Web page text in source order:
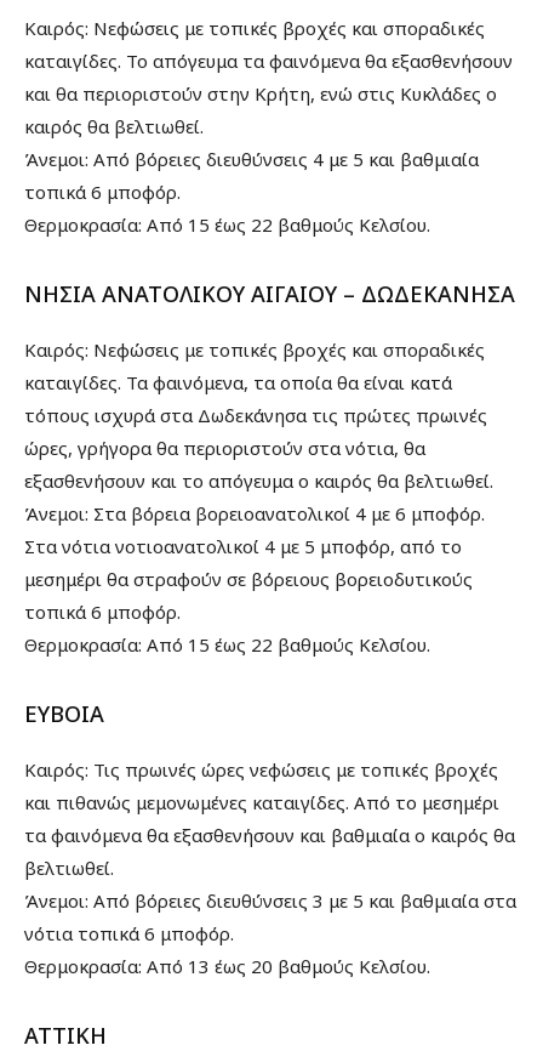
Καιρός: Νεφώσεις με τοπικές βροχές και σποραδικές
καταιγίδες. Το απόγευμα τα φαινόμενα θα εξασθενήσουν
και θα περιοριστούν στην Κρήτη, ενώ στις Κυκλάδες ο
καιρός θα βελτιωθεί.
Άνεμοι: Από βόρειες διευθύνσεις 4 με 5 και βαθμιαία
τοπικά 6 μποφόρ.
Θερμοκρασία: Από 15 έως 22 βαθμούς Κελσίου.
ΝΗΣΙΑ ΑΝΑΤΟΛΙΚΟΥ ΑΙΓΑΙΟΥ – ΔΩΔΕΚΑΝΗΣΑ
Καιρός: Νεφώσεις με τοπικές βροχές και σποραδικές
καταιγίδες. Τα φαινόμενα, τα οποία θα είναι κατά
τόπους ισχυρά στα Δωδεκάνησα τις πρώτες πρωινές
ώρες, γρήγορα θα περιοριστούν στα νότια, θα
εξασθενήσουν και το απόγευμα ο καιρός θα βελτιωθεί.
Άνεμοι: Στα βόρεια βορειοανατολικοί 4 με 6 μποφόρ.
Στα νότια νοτιοανατολικοί 4 με 5 μποφόρ, από το
μεσημέρι θα στραφούν σε βόρειους βορειοδυτικούς
τοπικά 6 μποφόρ.
Θερμοκρασία: Από 15 έως 22 βαθμούς Κελσίου.
ΕΥΒΟΙΑ
Καιρός: Τις πρωινές ώρες νεφώσεις με τοπικές βροχές
και πιθανώς μεμονωμένες καταιγίδες. Από το μεσημέρι
τα φαινόμενα θα εξασθενήσουν και βαθμιαία ο καιρός θα
βελτιωθεί.
Άνεμοι: Από βόρειες διευθύνσεις 3 με 5 και βαθμιαία στα
νότια τοπικά 6 μποφόρ.
Θερμοκρασία: Από 13 έως 20 βαθμούς Κελσίου.
ΑΤΤΙΚΗ